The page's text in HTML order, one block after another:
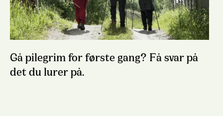
Gå pilegrim for første gang? Få svar på
det du lurer på.